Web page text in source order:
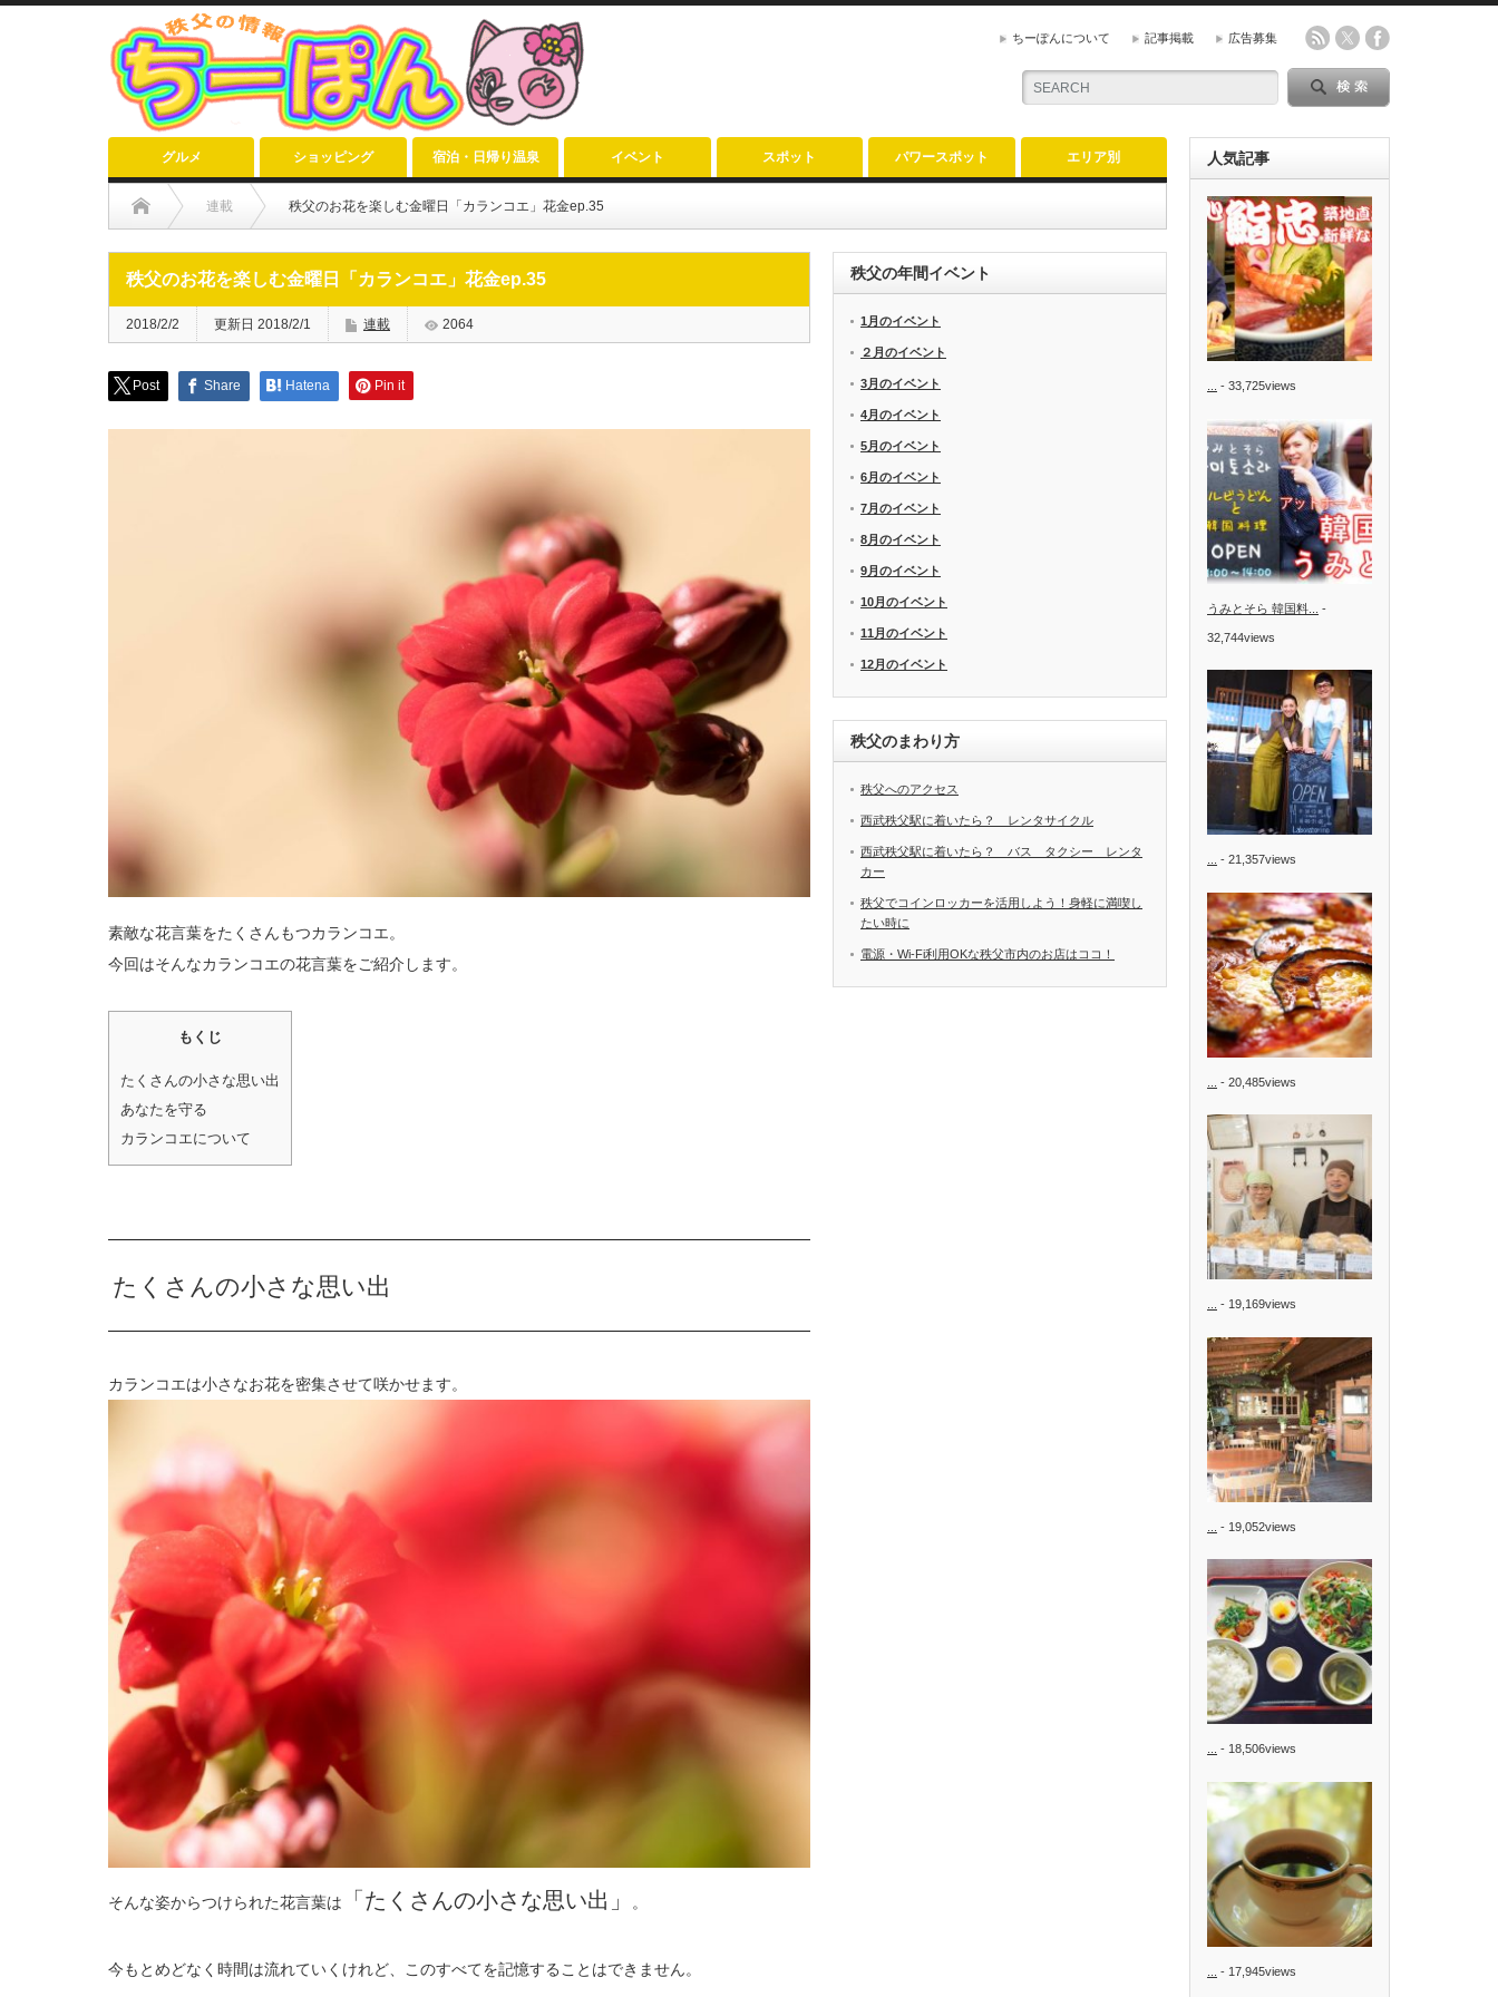
ちーぽんについて 記事掲載 広告募集
グルメ ショッピング 宿泊・日帰り温泉 イベント スポット パワースポット エリア別
連載 秩父のお花を楽しむ金曜日「カランコエ」花金ep.35
秩父のお花を楽しむ金曜日「カランコエ」花金ep.35
2018/2/2 更新日 2018/2/1 連載 2064
Post Share Hatena Pin it
素敵な花言葉をたくさんもつカランコエ。
今回はそんなカランコエの花言葉をご紹介します。
もくじ
たくさんの小さな思い出
あなたを守る
カランコエについて
たくさんの小さな思い出
カランコエは小さなお花を密集させて咲かせます。
そんな姿からつけられた花言葉は 「たくさんの小さな思い出」 。
今もとめどなく時間は流れていくけれど、このすべてを記憶することはできません。
秩父の年間イベント
1月のイベント
２月のイベント
3月のイベント
4月のイベント
5月のイベント
6月のイベント
7月のイベント
8月のイベント
9月のイベント
10月のイベント
11月のイベント
12月のイベント
秩父のまわり方
秩父へのアクセス
西武秩父駅に着いたら？ レンタサイクル
西武秩父駅に着いたら？ バス タクシー レンタ
カー
秩父でコインロッカーを活用しよう！身軽に満喫し
たい時に
電源・Wi-Fi利用OKな秩父市内のお店はココ！
人気記事
- 33,725views
うみとそら 韓国料... -
32,744views
- 21,357views
- 20,485views
- 19,169views
- 19,052views
- 18,506views
- 17,945views